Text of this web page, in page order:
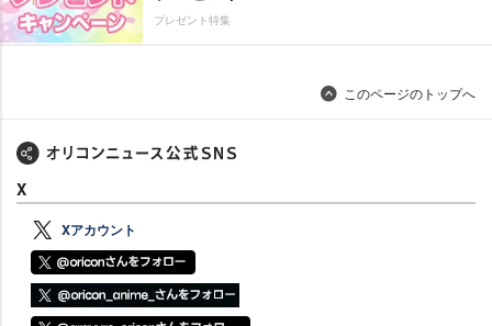
プレゼント特集
このページのトップへ
X
Xアカウント